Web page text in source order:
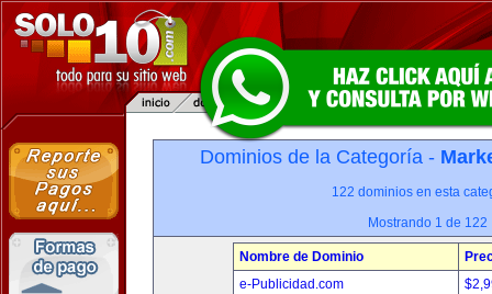
Dominios de la Categoría -
122 dominios en esta
Mostrando 1 de 122
Nombre de Dominio
e-Publicidad.com